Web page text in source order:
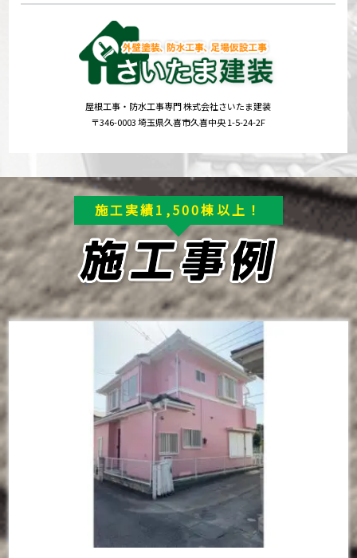
屋根工事・防水工事専門 株式会社さいたま建装
〒346-0003 埼玉県久喜市久喜中央 1-5-24-2F
施工実績1,500棟以上！